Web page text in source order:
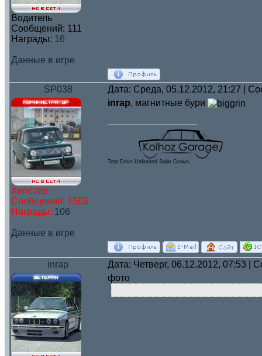
Водитель
Сообщений: 111
Награды: 16
Данные в игре
SP038 Дата: Среда, 05.12.2012, 21:27 |
Хипстер
Сообщений: 1503
Награды: 106
Данные в игре
inrap, магнитные бури
Test Drive Unlimited Solar Crown
inrap
Дата: Четверг, 06.12.2012, 07:53 |
фото